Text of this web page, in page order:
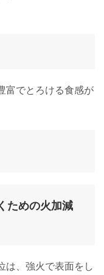
富でとろける食感が
ための火加減
は、強火で表面をし